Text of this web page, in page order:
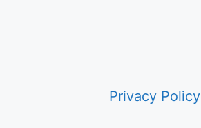
Privacy Policy